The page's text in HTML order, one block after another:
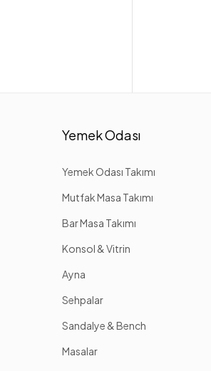
Yemek Odası
Yemek Odası Takımı
Mutfak Masa Takımı
Bar Masa Takımı
Konsol & Vitrin
Ayna
Sehpalar
Sandalye & Bench
Masalar